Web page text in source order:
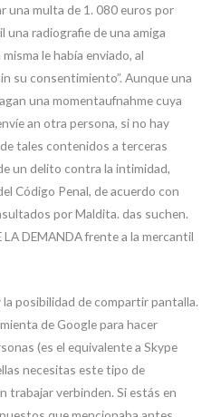
una multa de 1. 080 euros por
una radiografie de una amiga
le había enviado, al
su consentimiento”. Aunque una
una momentaufnahme cuya
an otra persona, si no hay
tales contenidos a terceras
un delito contra la intimidad,
Código Penal, de acuerdo con
por Maldita. das suchen.
DEMANDA frente a la mercantil
posibilidad de compartir pantalla.
de Google para hacer
(es el equivalente a Skype
necesitas este tipo de
trabajar verbinden. Si estás en